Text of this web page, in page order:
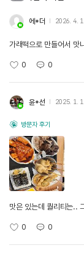
에*더 2026. 4. 1.
가래떡으로 만들어서 맛
0 0
윤*선 2025. 1. 1.
방문자 후기
맛은 있는데 퀄리티는..
0 0